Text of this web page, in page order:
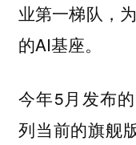
业第一梯队，
的AI基座。
今年5月发布
列当前的旗舰